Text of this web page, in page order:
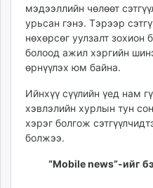
ugluu.mn
urlag.mn
unen.mn
asu.mn
shuurhai.mn
unuudur.mn
isee.mn
fact.mn
мэдээллийн чөлөөт
урьсан гэнэ. Тэрээр
нөхөрсөг уулзалт зохион
болоод ажил хэргийн
өрнүүлэх юм байна.
Ийнхүү сүүлийн үед нам
хэвлэлийн хурлын тун
хэрэг болгож
болжээ.
“Mobile news”-ийг